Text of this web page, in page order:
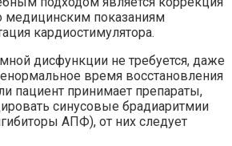
медицинским показаниям
кардиостимулятора.
дисфункции не требуется, даже
время восстановления
пациент принимает препараты,
синусовые брадиаритмии
АПФ), от них следует